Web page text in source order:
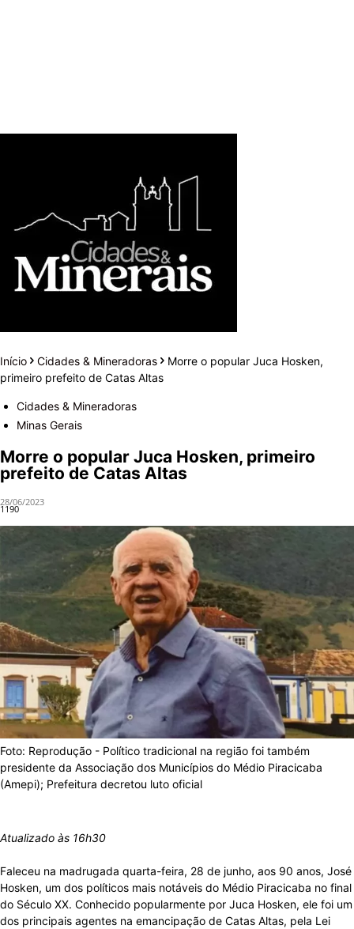
Início Cidades & Mineradoras
Morre o popular Juca Hosken,
primeiro prefeito de Catas Altas
Cidades & Mineradoras
Minas Gerais
Morre o popular Juca Hosken, primeiro
prefeito de Catas Altas
28/06/2023
1190
Foto: Reprodução - Político tradicional na região foi também
presidente da Associação dos Municípios do Médio Piracicaba
(Amepi); Prefeitura decretou luto oficial
Atualizado às 16h30
Faleceu na madrugada quarta-feira, 28 de junho, aos 90 anos, José
Hosken, um dos políticos mais notáveis do Médio Piracicaba no final
do Século XX. Conhecido popularmente por Juca Hosken, ele foi um
dos principais agentes na emancipação de Catas Altas, pela Lei